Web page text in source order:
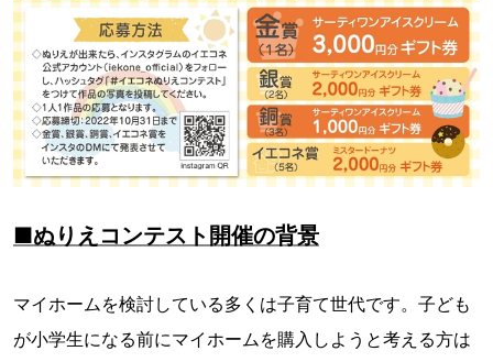
■ぬりえコンテスト開催の背景
マイホームを検討している多くは子育て世代です。子ども
が小学生になる前にマイホームを購入しようと考える方は